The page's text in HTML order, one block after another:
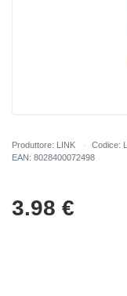
Produttore: LINK Codice:
EAN: 8028400072498
3.98 €